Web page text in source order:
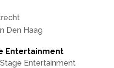
Den Haag
Entertainment
Entertainment